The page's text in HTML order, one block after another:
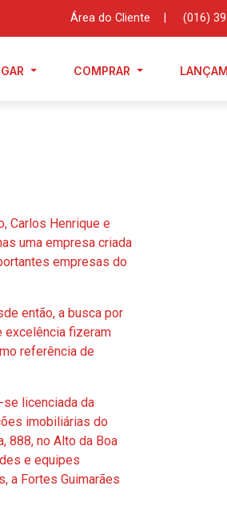
Área do Cliente (016)
COMPRAR
Carlos Henrique e
uma empresa criada
empresas do
então, a busca por
excelência fizeram
referência de
se licenciada da
imobiliárias do
888, no Alto da Boa
e equipes
a Fortes Guimarães